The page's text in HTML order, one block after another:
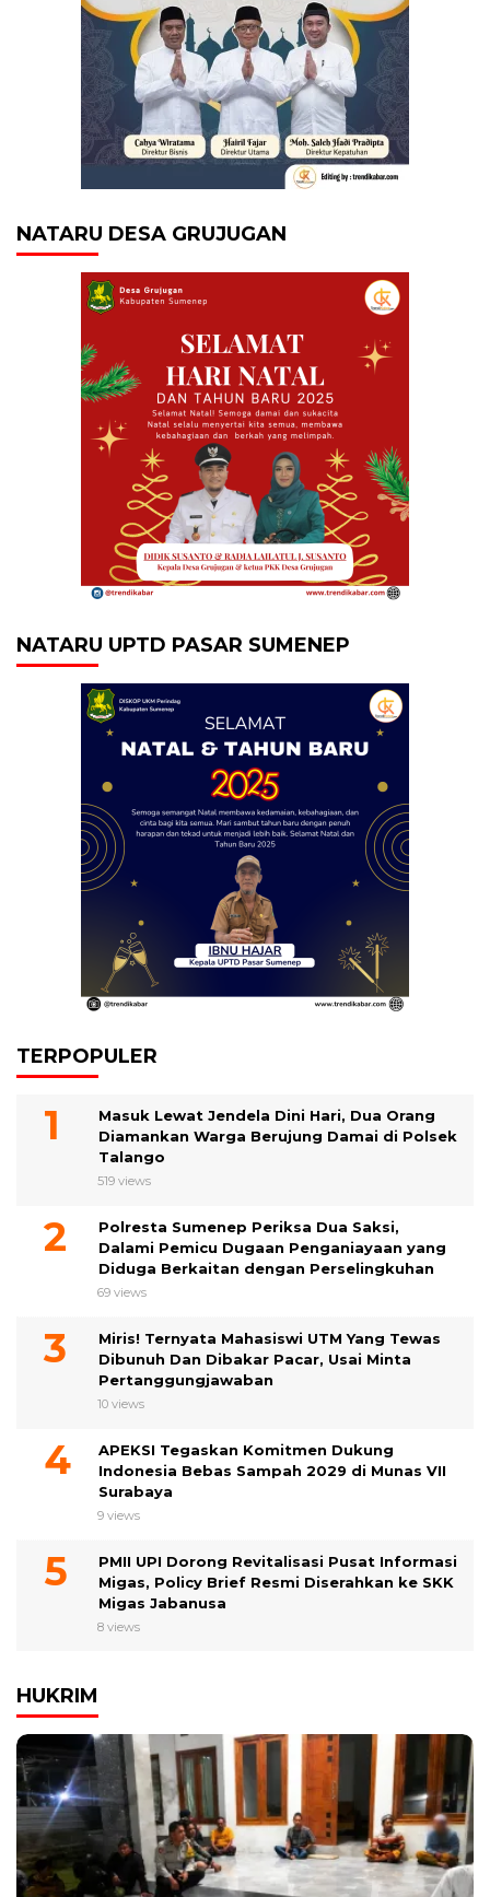
NATARU DESA GRUJUGAN
NATARU UPTD PASAR SUMENEP
TERPOPULER
Masuk Lewat Jendela Dini Hari, Dua Orang
Diamankan Warga Berujung Damai di Polsek
Talango
519 views
Polresta Sumenep Periksa Dua Saksi,
Dalami Pemicu Dugaan Penganiayaan yang
Diduga Berkaitan dengan Perselingkuhan
69 views
Miris! Ternyata Mahasiswi UTM Yang Tewas
Dibunuh Dan Dibakar Pacar, Usai Minta
Pertanggungjawaban
10 views
APEKSI Tegaskan Komitmen Dukung
Indonesia Bebas Sampah 2029 di Munas VII
Surabaya
9 views
PMII UPI Dorong Revitalisasi Pusat Informasi
Migas, Policy Brief Resmi Diserahkan ke SKK
Migas Jabanusa
8 views
HUKRIM